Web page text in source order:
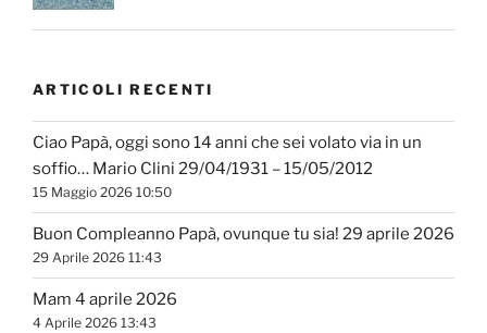
ARTICOLI RECENTI
Ciao Papà, oggi sono 14 anni che sei volato via in un
soffio… Mario Clini 29/04/1931 – 15/05/2012
15 Maggio 2026 10:50
Buon Compleanno Papà, ovunque tu sia! 29 aprile 2026
29 Aprile 2026 11:43
Mam 4 aprile 2026
4 Aprile 2026 13:43